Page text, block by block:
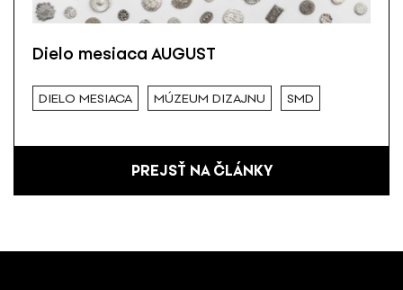
Dielo mesiaca AUGUST
DIELO MESIACA MÚZEUM DIZAJNU SMD
PREJSŤ NA ČLÁNKY